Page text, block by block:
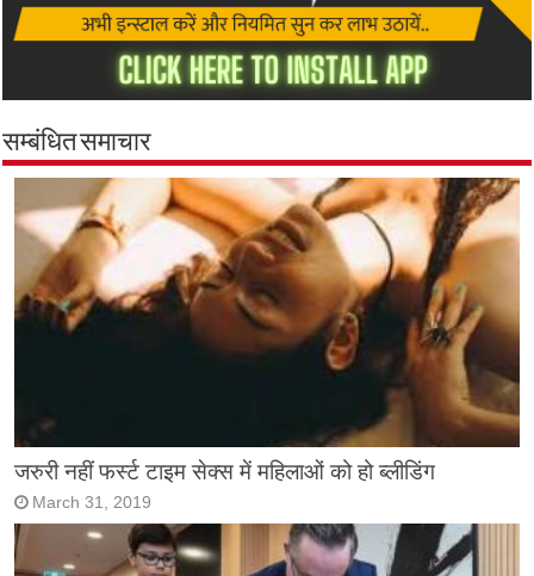
सम्बंधित समाचार
जरुरी नहीं फर्स्ट टाइम सेक्स में महिलाओं को हो ब्लीडिंग
March 31, 2019